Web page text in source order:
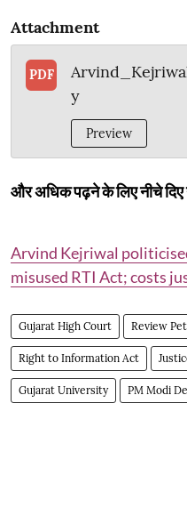
Attachment
PDF
y
Preview
और अधिक पढ़ने के लिए नीचे
Arvind Kejriwal
misused RTI Act; costs
Gujarat High Court Review
Right to Information Act
Gujarat University PM Modi